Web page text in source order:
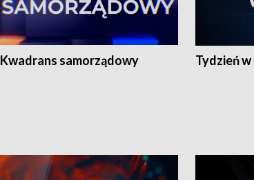
Kwadrans samorządowy Tydzień